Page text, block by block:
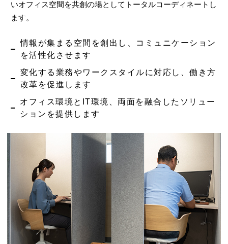
いオフィス空間を共創の場としてトータルコーディネートし
ます。
情報が集まる空間を創出し、コミュニケーション
を活性化させます
変化する業務やワークスタイルに対応し、働き方
改革を促進します
オフィス環境とIT環境、両面を融合したソリュー
ションを提供します